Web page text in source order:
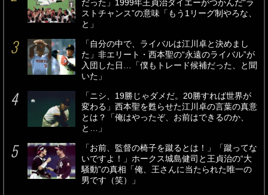
だった」1999年王貞治ダイエーがつかんだ“ラ
ストチャンス”の意味「もう1リーグ制やろな、
と」
「自分の中で、ライバルは江川卓と決めまし
た」非エリート・西本聖の“永遠のライバル”が
入団した日…「僕もトレード候補だった、と聞
いた」
「ニシ、19勝じゃダメだ。20勝すれば世界が
変わる」西本聖を甦らせた江川卓の言葉の真意
とは？「俺はやったぞ、お前はできるのか、
と…」
「お前、監督の椅子を蹴るとは！」「蹴ってな
いですよ！」ホークス城島健司と王貞治の“大
騒動”の真相「俺、王さんに当たられた唯一の
男です（笑）」